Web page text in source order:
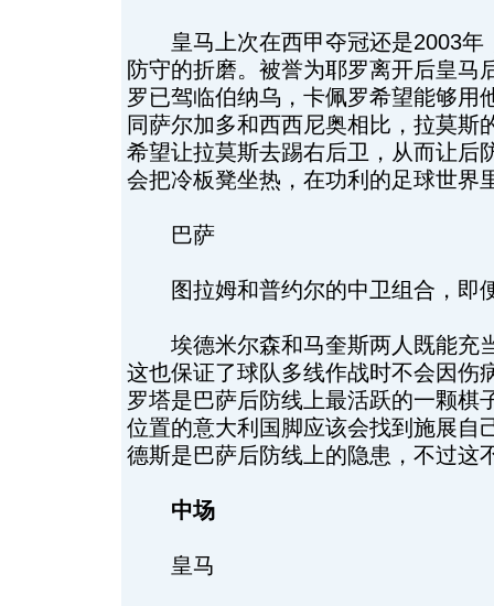
皇马上次在西甲夺冠还是2003年
防守的折磨。被誉为耶罗离开后皇马
罗已驾临伯纳乌，卡佩罗希望能够用
同萨尔加多和西西尼奥相比，拉莫斯
希望让拉莫斯去踢右后卫，从而让后
会把冷板凳坐热，在功利的足球世界
巴萨
图拉姆和普约尔的中卫组合，即
埃德米尔森和马奎斯两人既能充
这也保证了球队多线作战时不会因伤
罗塔是巴萨后防线上最活跃的一颗棋
位置的意大利国脚应该会找到施展自
德斯是巴萨后防线上的隐患，不过这
中场
皇马